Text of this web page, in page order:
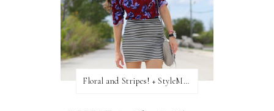
Floral and Stripes! + StyleMint GIVEAWAY!